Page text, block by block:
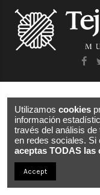
Utilizamos cookies
información
través del análisis
en redes sociales. Si
aceptas TODAS las
Accept